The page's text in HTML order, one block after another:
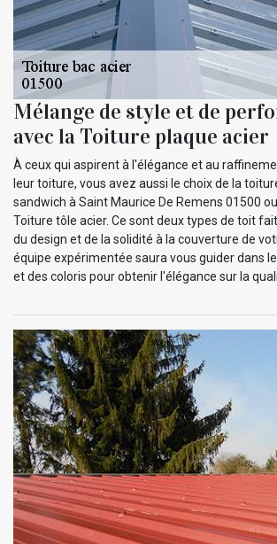
Mélange de style et de
avec la Toiture plaque acier
À ceux qui aspirent à l'élégance et au
leur toiture, vous avez aussi le choix de la
sandwich à Saint Maurice De Remens 01500
Toiture tôle acier. Ce sont deux types de toit
du design et de la solidité à la couverture de
équipe expérimentée saura vous guider dans
et des coloris pour obtenir l'élégance sur la